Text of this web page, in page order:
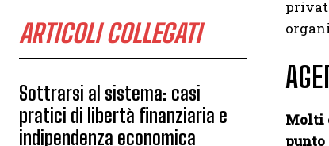
ARTICOLI COLLEGATI
Sottrarsi al sistema: casi
pratici di libertà finanziaria e
indipendenza economica
Molti
punto